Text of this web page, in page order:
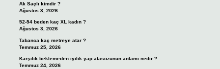
Ak Saçlı kimdir ?
Ağustos 3, 2026
52-54 beden kaç XL kadın ?
Ağustos 3, 2026
Tabanca kaç metreye atar ?
Temmuz 25, 2026
Karşılık beklemeden iyilik yap atasözünün anlamı nedir ?
Temmuz 24, 2026